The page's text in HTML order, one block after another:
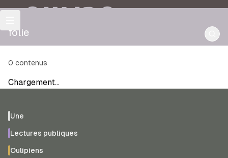
OULIPO
folie
0 contenus
Chargement…
Une
Lectures publiques
Oulipiens